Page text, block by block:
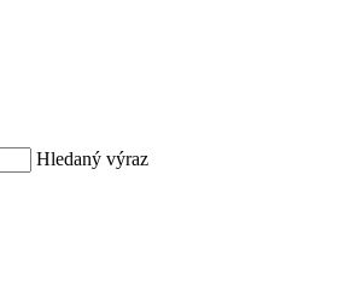
Hledaný výraz